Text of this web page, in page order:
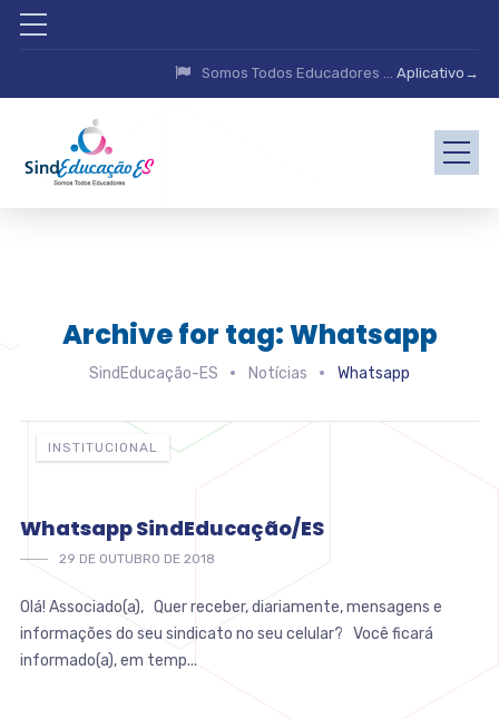
Somos Todos Educadores ...Aplicativo→
Archive for tag: Whatsapp
SindEducação-ES Notícias Whatsapp
INSTITUCIONAL
Whatsapp SindEducação/ES
29 DE OUTUBRO DE 2018
Olá! Associado(a), Quer receber, diariamente, mensagens e
informações do seu sindicato no seu celular? Você ficará
informado(a), em temp...